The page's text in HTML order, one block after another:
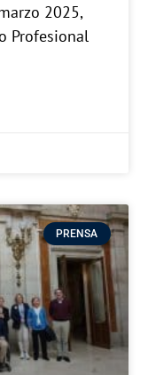
2025,
Profesional
PRENSA